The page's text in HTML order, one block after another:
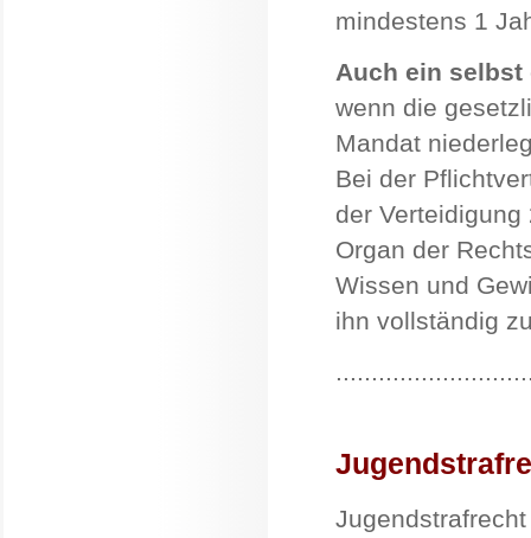
mindestens 1
Auch ein selbst
wenn die
Mandat
Bei der
der
Organ der
Wissen und
ihn vollständig